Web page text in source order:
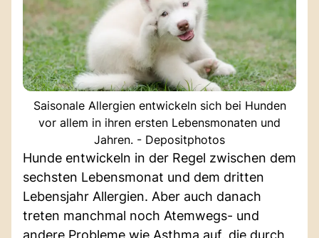
Saisonale Allergien entwickeln sich bei Hunden
vor allem in ihren ersten Lebensmonaten und
Jahren. - Depositphotos
Hunde entwickeln in der Regel zwischen dem
sechsten Lebensmonat und dem dritten
Lebensjahr Allergien. Aber auch danach
treten manchmal noch Atemwegs- und
andere Probleme wie Asthma auf, die durch